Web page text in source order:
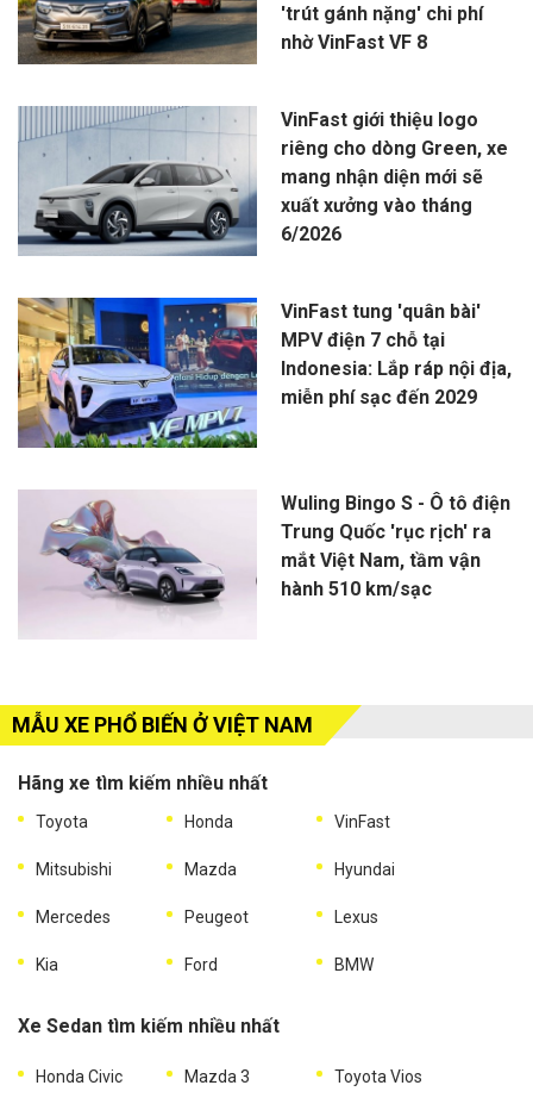
'trút gánh nặng' chi phí
nhờ VinFast VF 8
VinFast giới thiệu logo
riêng cho dòng Green, xe
mang nhận diện mới sẽ
xuất xưởng vào tháng
6/2026
VinFast tung 'quân bài'
MPV điện 7 chỗ tại
Indonesia: Lắp ráp nội địa,
miễn phí sạc đến 2029
Wuling Bingo S - Ô tô điện
Trung Quốc 'rục rịch' ra
mắt Việt Nam, tầm vận
hành 510 km/sạc
MẪU XE PHỔ BIẾN Ở VIỆT NAM
Hãng xe tìm kiếm nhiều nhất
Toyota Honda VinFast
Mitsubishi Mazda Hyundai
Mercedes Peugeot Lexus
Kia Ford BMW
Xe Sedan tìm kiếm nhiều nhất
Honda Civic Mazda 3 Toyota Vios